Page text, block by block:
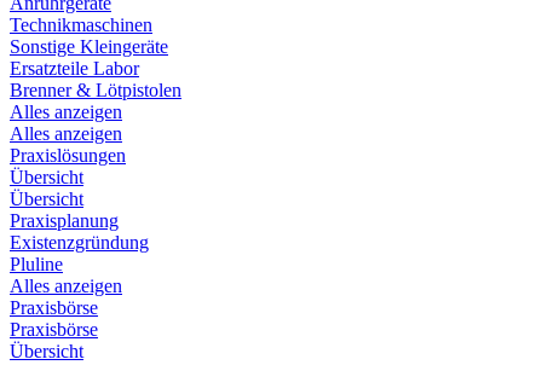
Technikmaschinen
Sonstige Kleingeräte
Ersatzteile Labor
Brenner & Lötpistolen
Alles anzeigen
Alles anzeigen
Praxislösungen
Übersicht
Übersicht
Praxisplanung
Existenzgründung
Pluline
Alles anzeigen
Praxisbörse
Praxisbörse
Übersicht